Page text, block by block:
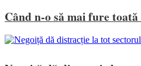
Când n-o să mai fure